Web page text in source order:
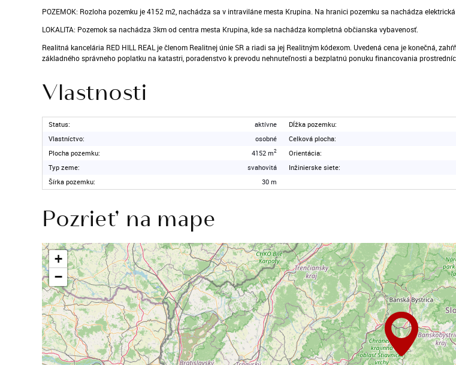
POZEMOK: Rozloha pozemku je 4152 m2, nachádza sa v intraviláne mesta Krupina. Na hranici pozemku sa nachádza
LOKALITA: Pozemok sa nachádza 3km od centra mesta Krupina, kde sa nachádza kompletná občianska vybavenosť.
Realitná kancelária RED HILL REAL je členom Realitnej únie SR a riadi sa jej Realitným kódexom. Uvedená cena je konečná,
základného správneho poplatku na katastri, poradenstvo k prevodu nehnuteľnosti a bezplatnú ponuku financovania
Vlastnosti
Status:
aktívne
Vlastníctvo:
osobné
Plocha pozemku:
4152 m2
Typ zeme:
svahovitá
Šírka pozemku:
30 m
Dĺžka pozemku:
Celková plocha:
Orientácia:
Inžinierske siete:
Pozrieť na mape
+
−